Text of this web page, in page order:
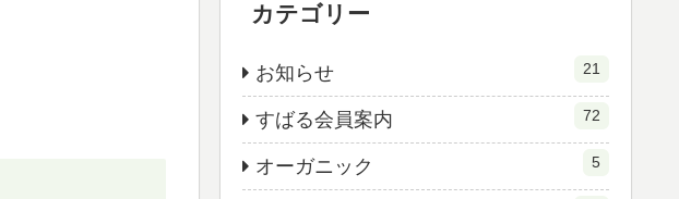
カテゴリー
お知らせ 21
すばる会員案内 72
オーガニック 5